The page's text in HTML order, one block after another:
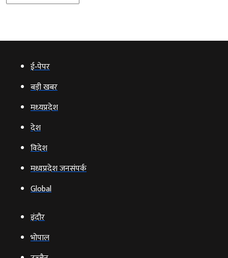
ई‑पेपर
बड़ी खबर
मध्‍यप्रदेश
देश
विदेश
मध्यप्रदेश जनसंपर्क
Global
इंदौर
भोपाल